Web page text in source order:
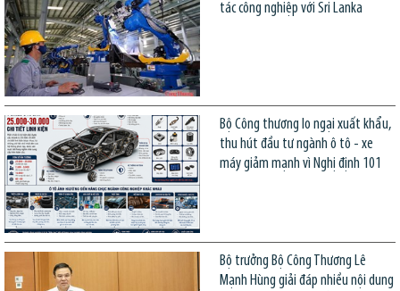
tác công nghiệp với Sri Lanka
Bộ Công thương lo ngại xuất khẩu,
thu hút đầu tư ngành ô tô - xe
máy giảm mạnh vì Nghị định 101
Bộ trưởng Bộ Công Thương Lê
Mạnh Hùng giải đáp nhiều nội dung